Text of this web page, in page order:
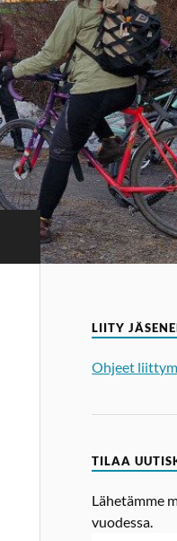
LIITY
Ohjeet
TILAA
Lähetämme
vuodessa.